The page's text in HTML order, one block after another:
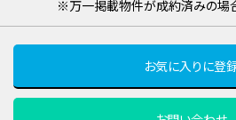
※万一掲載物件が成約済みの場
お気に入りに登